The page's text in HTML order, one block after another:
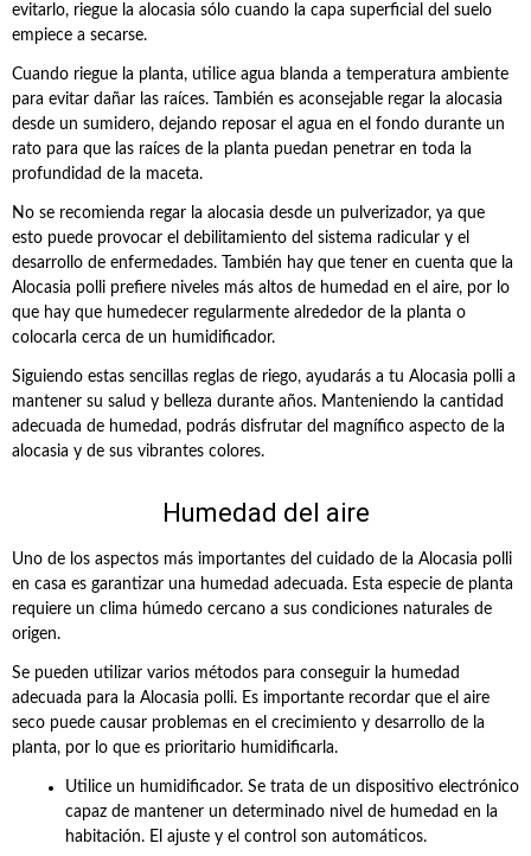
evitarlo, riegue la alocasia sólo cuando la capa superficial del suelo
empiece a secarse.
Cuando riegue la planta, utilice agua blanda a temperatura ambiente
para evitar dañar las raíces. También es aconsejable regar la alocasia
desde un sumidero, dejando reposar el agua en el fondo durante un
rato para que las raíces de la planta puedan penetrar en toda la
profundidad de la maceta.
No se recomienda regar la alocasia desde un pulverizador, ya que
esto puede provocar el debilitamiento del sistema radicular y el
desarrollo de enfermedades. También hay que tener en cuenta que la
Alocasia polli prefiere niveles más altos de humedad en el aire, por lo
que hay que humedecer regularmente alrededor de la planta o
colocarla cerca de un humidificador.
Siguiendo estas sencillas reglas de riego, ayudarás a tu Alocasia polli a
mantener su salud y belleza durante años. Manteniendo la cantidad
adecuada de humedad, podrás disfrutar del magnífico aspecto de la
alocasia y de sus vibrantes colores.
Humedad del aire
Uno de los aspectos más importantes del cuidado de la Alocasia polli
en casa es garantizar una humedad adecuada. Esta especie de planta
requiere un clima húmedo cercano a sus condiciones naturales de
origen.
Se pueden utilizar varios métodos para conseguir la humedad
adecuada para la Alocasia polli. Es importante recordar que el aire
seco puede causar problemas en el crecimiento y desarrollo de la
planta, por lo que es prioritario humidificarla.
Utilice un humidificador. Se trata de un dispositivo electrónico
capaz de mantener un determinado nivel de humedad en la
habitación. El ajuste y el control son automáticos.